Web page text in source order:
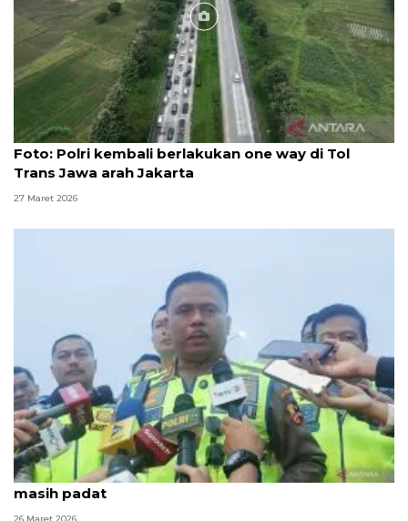
Foto
Foto: Polri kembali berlakukan one way di Tol
Trans Jawa arah Jakarta
27 Maret 2026
Tinjau ruas Tol Trans Jawa, Kakorlantas sebut lalin
masih padat
26 Maret 2026